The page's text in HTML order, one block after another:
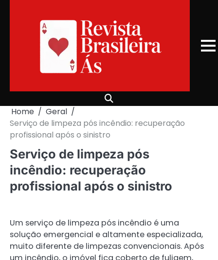
Home
Geral
Serviço de limpeza pós incêndio: recuperação
profissional após o sinistro
Serviço de limpeza pós
incêndio: recuperação
profissional após o sinistro
Um serviço de limpeza pós incêndio é uma
solução emergencial e altamente especializada,
muito diferente de limpezas convencionais. Após